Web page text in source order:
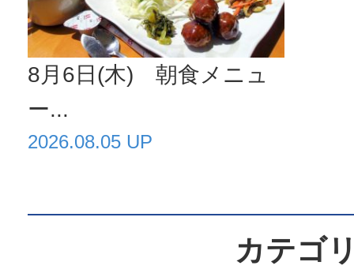
8月6日(木) 朝食メニュ
ー...
2026.08.05 UP
カテゴ